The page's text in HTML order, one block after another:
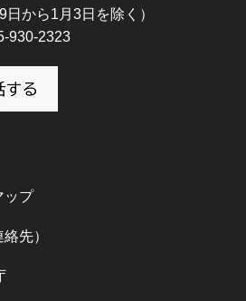
日から1月3日を除く）
930-2323
ップ
先）